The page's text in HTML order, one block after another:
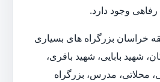
وجود دارد.
خراسان بزرگراه های بسیاری
شهید بابایی، شهید باقری،
محلاتی، مدرس، بزرگراه